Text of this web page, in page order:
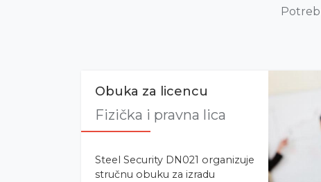
Obuka za licencu
Fizička i pravna lica
Steel Security DN021 organizuje
stručnu obuku za izradu